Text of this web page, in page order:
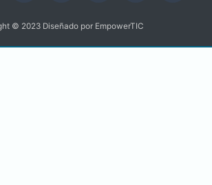
© 2023 Diseñado por EmpowerTIC